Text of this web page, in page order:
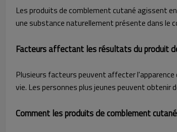
Les produits de comblement cutané agissent
une substance naturellement présente dans le
Facteurs affectant les résultats du produit
Plusieurs facteurs peuvent affecter
vie. Les personnes plus jeunes peuvent obtenir
Comment les produits de comblement